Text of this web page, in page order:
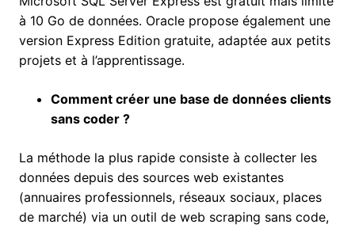
à 10 Go de données. Oracle propose également une
version Express Edition gratuite, adaptée aux petits
projets et à l’apprentissage.
Comment créer une base de données clients
sans coder ?
La méthode la plus rapide consiste à collecter les
données depuis des sources web existantes
(annuaires professionnels, réseaux sociaux, places
de marché) via un outil de web scraping sans code,